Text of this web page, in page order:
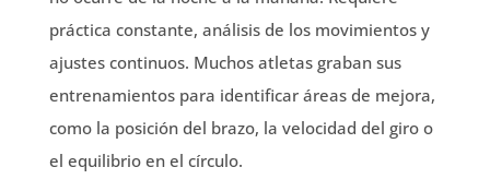
práctica constante, análisis de los movimientos y
ajustes continuos. Muchos atletas graban sus
entrenamientos para identificar áreas de mejora,
como la posición del brazo, la velocidad del giro o
el equilibrio en el círculo.